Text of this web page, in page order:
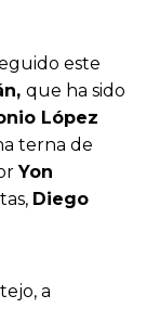
este
que ha sido
López
terna de
Yon
Diego
a